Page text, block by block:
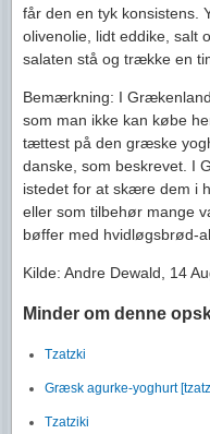
får den en tyk konsistens.
olivenolie, lidt eddike, salt
salaten stå og trække en
Bemærkning: I
som man ikke kan købe
tættest på den græske
danske, som beskrevet. I
istedet for at skære dem i
eller som tilbehør mange
bøffer med hvidløgsbrød-
Kilde: Andre Dewald, 14
Minder om denne
Tzatzki
Græsk agurke-yoghurt
Tzatziki